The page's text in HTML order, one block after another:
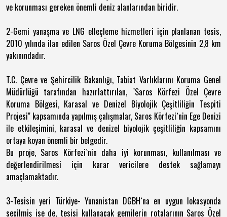
ve korunması gereken önemli deniz alanlarından biridir.
2-Gemi yanaşma ve LNG elleçleme hizmetleri için planlanan tesis,
2010 yılında ilan edilen Saros Özel Çevre Koruma Bölgesinin 2,8 km
yakınındadır.
T.C. Çevre ve Şehircilik Bakanlığı, Tabiat Varlıklarını Koruma Genel
Müdürlüğü tarafından hazırlattırılan, "Saros Körfezi Özel Çevre
Koruma Bölgesi, Karasal ve Denizel Biyolojik Çeşitliliğin Tespiti
Projesi" kapsamında yapılmış çalışmalar, Saros Körfezi`nin Ege Denizi
ile etkileşimini, karasal ve denizel biyolojik çeşitliliğin kapsamını
ortaya koyan önemli bir belgedir.
Bu proje, Saros Körfezi`nin daha iyi korunması, kullanılması ve
değerlendirilmesi için karar vericilere destek sağlamayı
amaçlamaktadır.
3-Tesisin yeri Türkiye- Yunanistan DGBH`na en uygun lokasyonda
seçilmiş ise de, tesisi kullanacak gemilerin rotalarının Saros Özel